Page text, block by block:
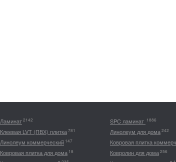
Ламинат2142 SPC ламинат 1886
Клеевая LVT (ПВХ) плитка781 Линолеум для дома242
Линолеум коммерческий 147 Ковровая плитка
Ковровая плитка для дома 18 Ковролин для дома256